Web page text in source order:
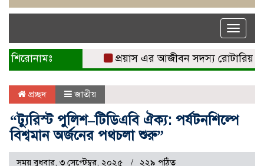
Toggle
শিরোনামঃ প্রয়াস এর আজীবন সদস্য রোটারিয়ান
প্রচ্ছদ জাতীয়
“ট্যুরিস্ট পুলিশ–টিডিএবি ঐক্য: পর্যটনশিল্পে
বিশ্বমান অর্জনের পথচলা শুরু”
সময় বুধবার, ৩ সেপ্টেম্বর, ২০২৫ ২২৯ পঠিত